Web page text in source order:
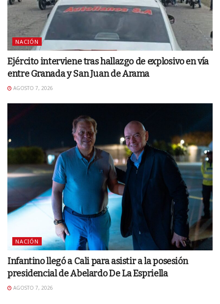
NACIÓN
Ejército interviene tras hallazgo de explosivo en vía
entre Granada y San Juan de Arama
AGOSTO 7, 2026
NACIÓN
Infantino llegó a Cali para asistir a la posesión
presidencial de Abelardo De La Espriella
AGOSTO 7, 2026